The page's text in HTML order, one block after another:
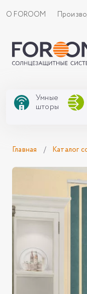
О FOROOM
Умные
шторы
Главная / Каталог